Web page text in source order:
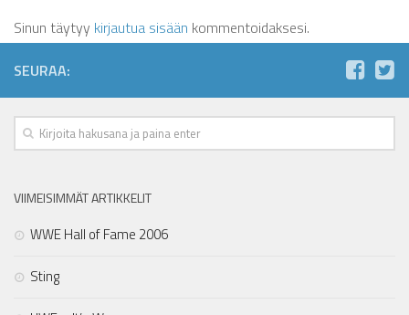
Sinun täytyy kirjautua sisään kommentoidaksesi.
SEURAA:
VIIMEISIMMÄT ARTIKKELIT
WWE Hall of Fame 2006
Sting